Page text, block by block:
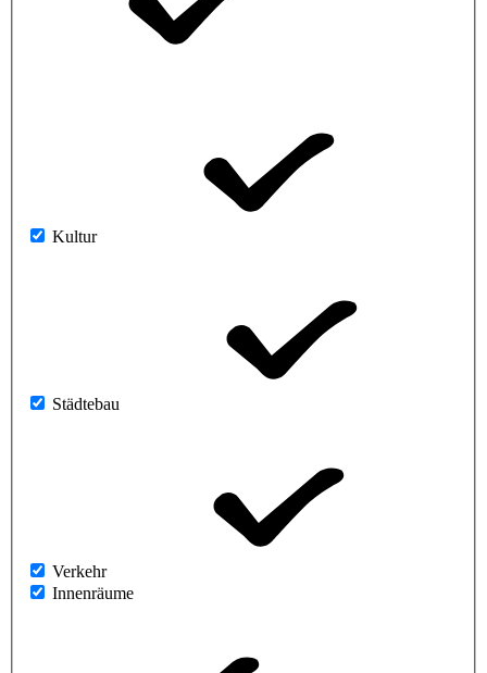
Kultur
Städtebau
Verkehr
Innenräume